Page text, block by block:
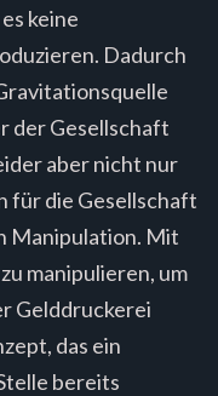
keine
Dadurch
der Gesellschaft
aber nicht nur
für die Gesellschaft
Manipulation. Mit
manipulieren, um
Gelddruckerei
das ein
bereits